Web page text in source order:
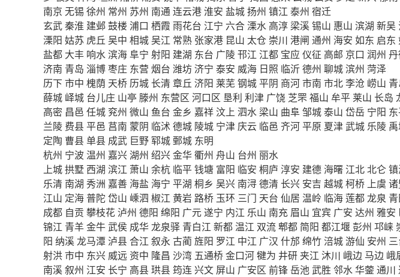
南京 无锡 徐州 常州 苏州 南通连云港淮安 盐城扬州 镇江 泰州 宿迁
玄武秦淮 建邺鼓楼 浦口 栖霞 雨花台 江宁 六合 溧水 高淳 梁溪锡山 惠山 滨湖 新吴
溧阳 姑苏 虎丘 吴中 相城吴江 常熟 张家港 昆山 太仓 崇川 港闸 通州 海安 如东 启东
盐都 大丰 响水滨海阜宁 射阳 建湖 东台 广陵邗江 江都 宝应 仪征 高邮 京口 润州
济南 青岛 淄博枣庄 东营 烟台 潍坊济宁 泰安 威海 日照 临沂德州 聊城滨州 菏泽
历下市中 槐荫 天桥 历城 长清章丘 济阳 莱芜钢城平阴 商河市南 市北李沧 崂山
薛城 峄城 台儿庄 山亭 滕州 东营区 河口区 垦利 利津 广饶 芝罘福山 牟平 莱山 长岛
高密 昌邑 任城 兖州 微山 鱼台 金乡 嘉祥 汶上 泗水 梁山 曲阜邹城泰山 岱岳 宁阳
兰陵 费县平邑 莒南 蒙阴 临沭德城 陵城 宁津 庆云 临邑 齐河平原 夏津武城 乐陵
定陶 曹县单县 成武 巨野 郓城 鄄城 东明
杭州 宁波 温州 嘉兴湖州 绍兴金华衢州 舟山 台州 丽水
上城拱墅 西湖 滨江 萧山 余杭 临平钱塘 富阳 临安 桐庐 淳安 建德 海曙 江北北仑
乐清 南湖 秀洲 嘉善 海盐 海宁 平湖 桐乡 吴兴 南浔德清 长兴 安吉 越城柯桥 上虞
江山 定海普陀 岱山 嵊泗 椒江 黄岩 路桥 玉环 三门 天台 仙居 温岭 临海莲都龙泉
成都 自贡 攀枝花 泸州 德阳 绵阳 广元遂宁 内江 乐山 南充 眉山 宜宾 广安 达州 雅安
锦江 青羊金牛武侯 成华龙泉驿 青白江 新都 温江 双流郫都 简阳 都江堰彭州 邛崃
阳 纳溪龙马潭 泸县合江 叙永古蔺旌阳 罗江 中江 广汉 什邡 绵竹 涪城游仙 安州
射洪市中 东兴 威远 资中 隆昌 沙湾 五通桥金口河犍为 井研 夹江 沐川 峨边 马边 峨
南溪叙州 江安 长宁 高县珙县筠连兴文 屏山 广安区 前锋岳池武胜 邻水华蓥 通川